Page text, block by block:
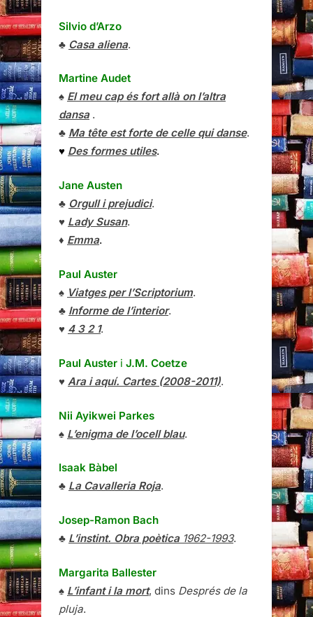
Silvio d’Arzo
♣ Casa aliena.
Martine Audet
♠ El meu cap és fort allà on l’altra
dansa.
♣ Ma tête est forte de celle qui danse.
♥ Des formes utiles.
Jane Austen
♣ Orgull i prejudici.
♥ Lady Susan.
♦ Emma.
Paul Auster
♠ Viatges per l’Scriptorium.
♣ Informe de l’interior.
♥ 4 3 2 1.
Paul Auster i J.M. Coetze
♥ Ara i aquí. Cartes (2008-2011).
Nii Ayikwei Parkes
♠ L’enigma de l’ocell blau.
Isaak Bàbel
♣ La Cavalleria Roja.
Josep-Ramon Bach
♣ L’instint. Obra poètica1962-1993.
Margarita Ballester
♠ L’infant i la mort, dins Després de la
pluja.